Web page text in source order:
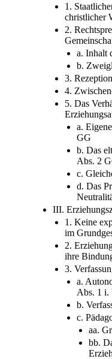
1.
christlicher
2.
a. Inhalt
b.
3.
4.
5. Das
a.
GG
b. Das
Abs. 2
c.
d. Das
III.
1. Keine
im
2.
ihre
3.
a.
Abs. 1 i.
b.
c.
aa.
bb.